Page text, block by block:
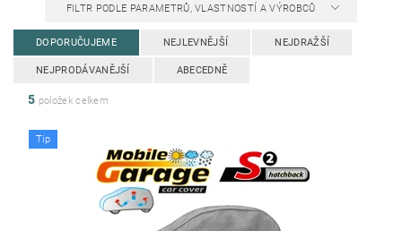
FILTR PODLE PARAMETRŮ, VLASTNOSTÍ A VÝROBCŮ
DOPORUČUJEME NEJLEVNĚJŠÍ NEJDRAŽŠÍ
NEJPRODÁVANĚJŠÍ ABECEDNĚ
5 položek celkem
Tip